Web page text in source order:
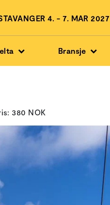
4. - 7. MAR 2027
Bransje
380 NOK